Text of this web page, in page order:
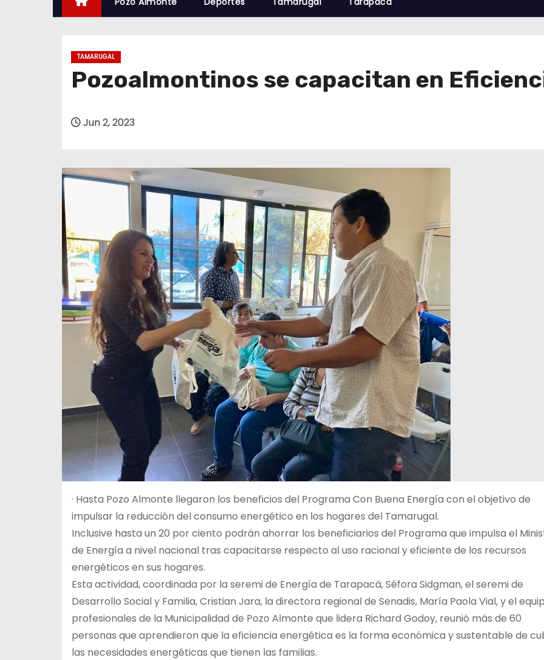
TAMARUGAL
Pozoalmontinos se capacitan en
Jun 2, 2023
· Hasta Pozo Almonte llegaron los beneficios del Programa Con Buena Energía con el objetivo de
impulsar la reducción del consumo energético en los hogares del Tamarugal.
Inclusive hasta un 20 por ciento podrán ahorrar los beneficiarios del Programa que impulsa el
de Energía a nivel nacional tras capacitarse respecto al uso racional y eficiente de los recursos
energéticos en sus hogares.
Esta actividad, coordinada por la seremi de Energía de Tarapacá, Séfora Sidgman, el seremi de
Desarrollo Social y Familia, Cristian Jara, la directora regional de Senadis, María Paola Vial, y el
profesionales de la Municipalidad de Pozo Almonte que lidera Richard Godoy, reunió más de 60
personas que aprendieron que la eficiencia energética es la forma económica y sustentable de
las necesidades energéticas que tienen las familias.